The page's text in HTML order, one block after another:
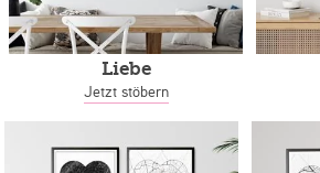
Liebe
Jetzt stöbern